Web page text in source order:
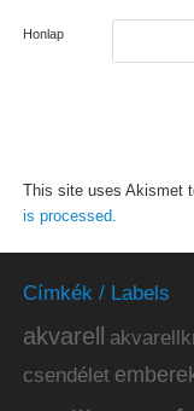
Honlap
This site uses Akismet
is processed.
Címkék / Labels
akvarell
csendélet